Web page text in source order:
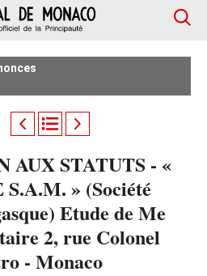
AUX STATUTS - «
» (Société
Etude de Me
2, rue Colonel
- Monaco